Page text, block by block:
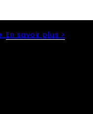
En savoir plus >